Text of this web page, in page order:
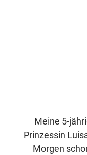
Meine 5-
Prinzessin
Morgen